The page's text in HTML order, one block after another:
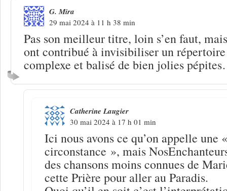
G. Mira
29 mai 2024 à 11 h 38 min
Pas son meilleur titre, loin s’en faut,
ont contribué à invisibiliser un
complexe et balisé de bien jolies
Catherine Laugier
30 mai 2024 à 17 h 01 min
Ici nous avons ce qu’on appelle une
circonstance », mais
des chansons moins connues de
cette Prière pour aller au Paradis.